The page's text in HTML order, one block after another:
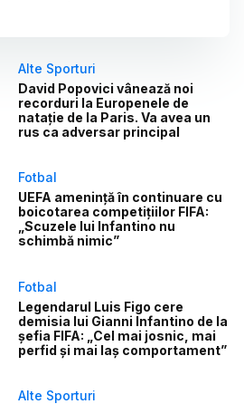
Alte Sporturi
David Popovici vânează noi
recorduri la Europenele de
natație de la Paris. Va avea un
rus ca adversar principal
Fotbal
UEFA amenință în continuare cu
boicotarea competițiilor FIFA:
„Scuzele lui Infantino nu
schimbă nimic”
Fotbal
Legendarul Luis Figo cere
demisia lui Gianni Infantino de la
șefia FIFA: „Cel mai josnic, mai
perfid și mai laș comportament”
Alte Sporturi